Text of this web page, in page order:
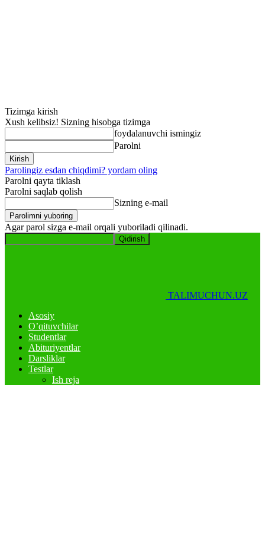
Tizimga kirish
Xush kelibsiz! Sizning hisobga tizimga
foydalanuvchi ismingiz
Parolni
Parolingiz esdan chiqdimi? yordam oling
Parolni qayta tiklash
Parolni saqlab qolish
Sizning e-mail
Agar parol sizga e-mail orqali yuboriladi qilinadi.
TALIMUCHUN.UZ
Asosiy
O’qituvchilar
Studentlar
Abituriyentlar
Darsliklar
Testlar
Ish reja